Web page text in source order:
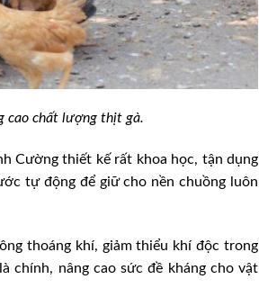
cao chất lượng thịt gà.
Cường thiết kế rất khoa học, tận dụng
tự động để giữ cho nền chuồng luôn
thoáng khí, giảm thiểu khí độc trong
chính, nâng cao sức đề kháng cho vật